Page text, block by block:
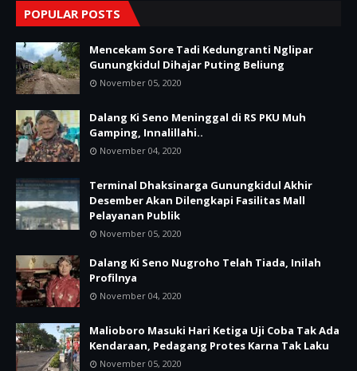
POPULAR POSTS
Mencekam Sore Tadi Kedungranti Nglipar
Gunungkidul Dihajar Puting Beliung
November 05, 2020
Dalang Ki Seno Meninggal di RS PKU Muh
Gamping, Innalillahi..
November 04, 2020
Terminal Dhaksinarga Gunungkidul Akhir
Desember Akan Dilengkapi Fasilitas Mall
Pelayanan Publik
November 05, 2020
Dalang Ki Seno Nugroho Telah Tiada, Inilah
Profilnya
November 04, 2020
Malioboro Masuki Hari Ketiga Uji Coba Tak Ada
Kendaraan, Pedagang Protes Karna Tak Laku
November 05, 2020